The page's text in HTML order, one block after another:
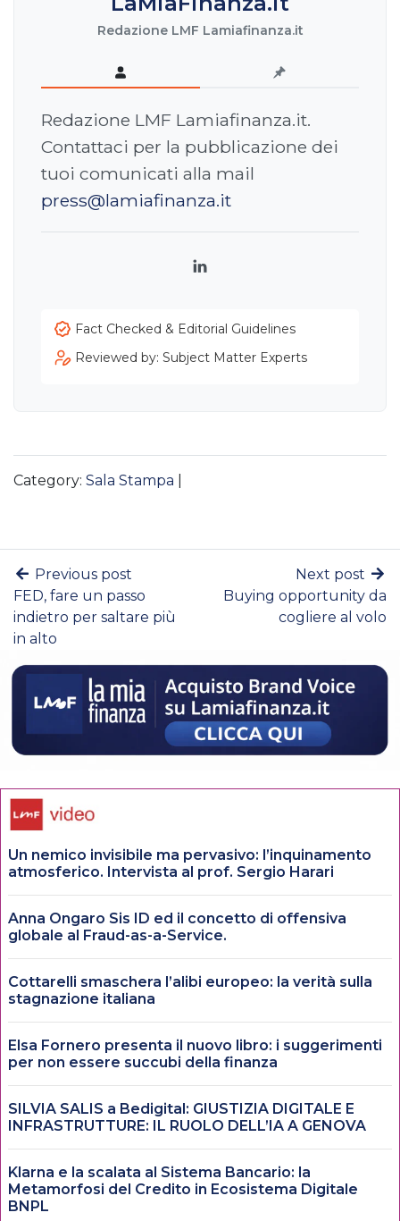
Redazione LMF Lamiafinanza.it
Redazione LMF Lamiafinanza.it.
Contattaci per la pubblicazione dei
tuoi comunicati alla mail
press@lamiafinanza.it
LinkedIn
Fact Checked & Editorial Guidelines
Reviewed by: Subject Matter Experts
Category: Sala Stampa
Previous post
FED, fare un passo
indietro per saltare più
in alto
Next post
Buying opportunity da
cogliere al volo
Un nemico invisibile ma pervasivo: l’inquinamento
atmosferico. Intervista al prof. Sergio Harari
Anna Ongaro Sis ID ed il concetto di offensiva
globale al Fraud-as-a-Service.
Cottarelli smaschera l’alibi europeo: la verità sulla
stagnazione italiana
Elsa Fornero presenta il nuovo libro: i suggerimenti
per non essere succubi della finanza
SILVIA SALIS a Bedigital: GIUSTIZIA DIGITALE E
INFRASTRUTTURE: IL RUOLO DELL’IA A GENOVA
Klarna e la scalata al Sistema Bancario: la
Metamorfosi del Credito in Ecosistema Digitale
BNPL